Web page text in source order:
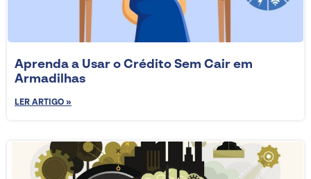
Aprenda a Usar o Crédito Sem Cair em
Armadilhas
LER ARTIGO »